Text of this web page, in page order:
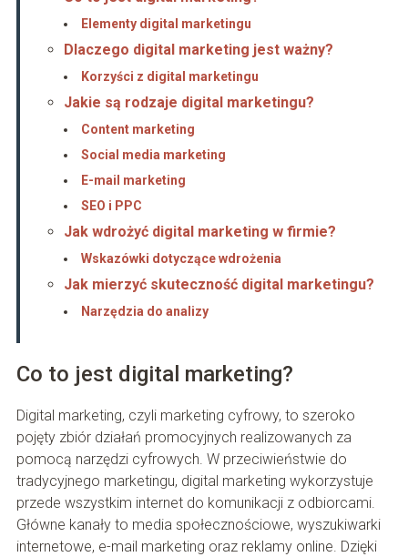
Elementy digital marketingu
Dlaczego digital marketing jest ważny?
Korzyści z digital marketingu
Jakie są rodzaje digital marketingu?
Content marketing
Social media marketing
E-mail marketing
SEO i PPC
Jak wdrożyć digital marketing w firmie?
Wskazówki dotyczące wdrożenia
Jak mierzyć skuteczność digital marketingu?
Narzędzia do analizy
Co to jest digital marketing?
Digital marketing, czyli marketing cyfrowy, to szeroko
pojęty zbiór działań promocyjnych realizowanych za
pomocą narzędzi cyfrowych. W przeciwieństwie do
tradycyjnego marketingu, digital marketing wykorzystuje
przede wszystkim internet do komunikacji z odbiorcami.
Główne kanały to media społecznościowe, wyszukiwarki
internetowe, e-mail marketing oraz reklamy online. Dzięki